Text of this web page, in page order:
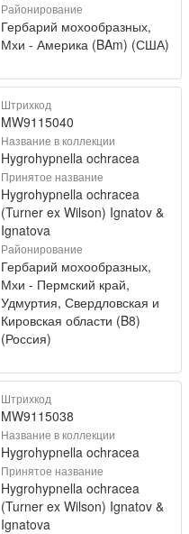
Районирование
Гербарий мохообразных,
Мхи - Америка (BAm) (США)
Штрихкод
MW9115040
Название в коллекции
Hygrohypnella ochracea
Принятое название
Hygrohypnella ochracea
(Turner ex Wilson) Ignatov &
Ignatova
Районирование
Гербарий мохообразных,
Мхи - Пермский край,
Удмуртия, Свердловская и
Кировская области (B8)
(Россия)
Штрихкод
MW9115038
Название в коллекции
Hygrohypnella ochracea
Принятое название
Hygrohypnella ochracea
(Turner ex Wilson) Ignatov &
Ignatova